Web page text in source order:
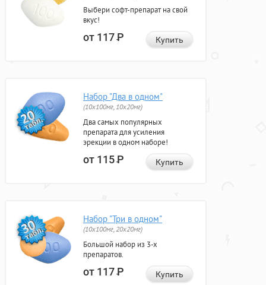
Выбери софт-препарат на свой
вкус!
от 117Р Купить
Набор "Два в одном"
(10x100мг, 10x20мг)
Два самых популярных
препарата для усиления
эрекции в одном наборе!
от 115Р Купить
Набор "Три в одном"
(10x100мг, 20x20мг)
Большой набор из 3-х
препаратов.
от 117Р Купить